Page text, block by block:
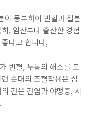
이 풍부하여 빈혈과 철분
, 임산부나 출산한 경험
다고 합니다,
빈혈, 두통의 해소를 도
순대의 조혈작용은 심
간은 간염과 야맹증, 시